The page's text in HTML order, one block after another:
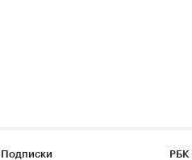
Подписки РБК